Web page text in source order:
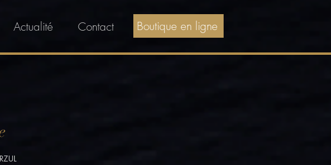
Actualité Contact Boutique en ligne